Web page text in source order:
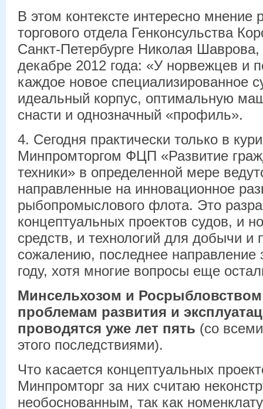
В этом контексте интересно мнение
торгового отдела Генконсульства
Санкт-Петербурге Николая
декабре 2012 года: «У норвежцев и
каждое новое специализированное
идеальный корпус, оптимальную
снасти и однозначный «профиль».
4. Сегодня практически только в
Минпромторгом ФЦП «Развитие
техники» в определенной мере
направленные на инновационное
рыбопромыслового флота. Это
концептуальных проектов судов, и
средств, и технологий для добычи и
сожалению, последнее направление
году, хотя многие вопросы еще
Минсельхозом и
проблемам развития и
проводятся уже лет пять (со
этого последствиями).
Что касается концептуальных
Минпромторг за них считаю
необоснованным, так как